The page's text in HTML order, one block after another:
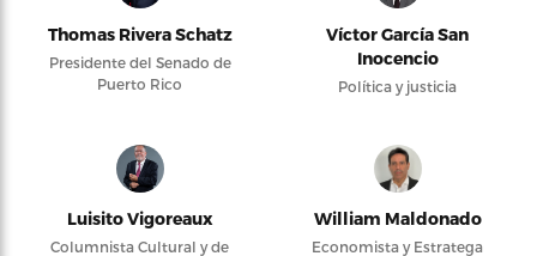
Thomas Rivera Schatz
Presidente del Senado de
Puerto Rico
Víctor García San
Inocencio
Política y justicia
Luisito Vigoreaux
Columnista Cultural y de
William Maldonado
Economista y Estratega